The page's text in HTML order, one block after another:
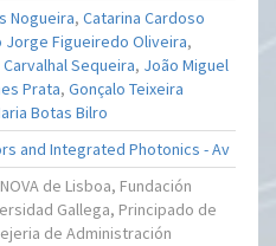
Nogueira,Catarina Cardoso
Jorge Figueiredo Oliveira,
Sequeira, João Miguel
Prata,Gonçalo Teixeira
Botas Bilro
and Integrated Photonics - Av
de Lisboa, Fundación
Gallega, Principado de
de Administración